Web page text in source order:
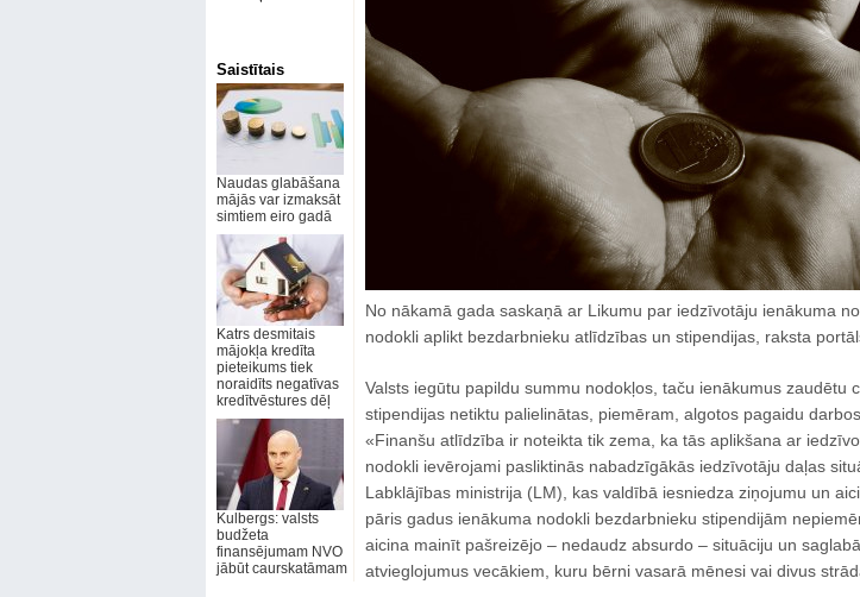
Saistītais
Naudas glabāšana
mājās var izmaksāt
simtiem eiro gadā
Katrs desmitais
mājokļa kredīta
pieteikums tiek
noraidīts negatīvas
kredītvēstures dēļ
Kulbergs: valsts
budžeta
finansējumam NVO
jābūt caurskatāmam
No nākamā gada saskaņā ar Likumu par iedzīvotāju ienākuma
nodokli aplikt bezdarbnieku atlīdzības un stipendijas, raksta
Valsts iegūtu papildu summu nodokļos, taču ienākumus zaudētu
stipendijas netiktu palielinātas, piemēram, algotos pagaidu
«Finanšu atlīdzība ir noteikta tik zema, ka tās aplikšana ar
nodokli ievērojami pasliktinās nabadzīgākās iedzīvotāju daļas
Labklājības ministrija (LM), kas valdībā iesniedza ziņojumu un
pāris gadus ienākuma nodokli bezdarbnieku stipendijām
aicina mainīt pašreizējo – nedaudz absurdo – situāciju un
atvieglojumus vecākiem, kuru bērni vasarā mēnesi vai divus